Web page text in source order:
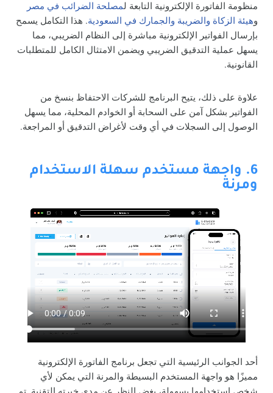
منظومة الفاتورة الإلكترونية التابعة لمصلحة الضرائب في مصر
وهيئة الزكاة والضريبة والجمارك في السعودية. هذا التكامل يسمح
بإرسال الفواتير الإلكترونية مباشرة إلى النظام الضريبي، مما
يسهل عملية التدقيق الضريبي ويضمن الامتثال الكامل للمتطلبات
القانونية.
علاوة على ذلك، يتيح البرنامج للشركات الاحتفاظ بنسخ من
الفواتير بشكل آمن على السحابة أو الخوادم المحلية، مما يسهل
الوصول إلى السجلات في أي وقت لأغراض التدقيق أو المراجعة.
6. واجهة مستخدم سهلة الاستخدام
ومرنة
أحد الجوانب الرئيسية التي تجعل برنامج الفاتورة الإلكترونية
مميزًا هو واجهة المستخدم البسيطة والمرنة التي يمكن لأي